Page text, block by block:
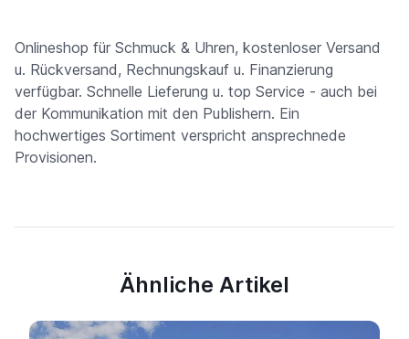
Onlineshop für Schmuck & Uhren, kostenloser Versand
u. Rückversand, Rechnungskauf u. Finanzierung
verfügbar. Schnelle Lieferung u. top Service - auch bei
der Kommunikation mit den Publishern. Ein
hochwertiges Sortiment verspricht ansprechnede
Provisionen.
Ähnliche Artikel